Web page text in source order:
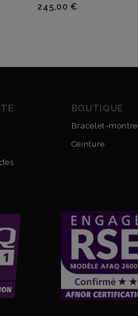
Prix
245,00 €
BOUTIQUE
Bracelet-montre
Ceinture